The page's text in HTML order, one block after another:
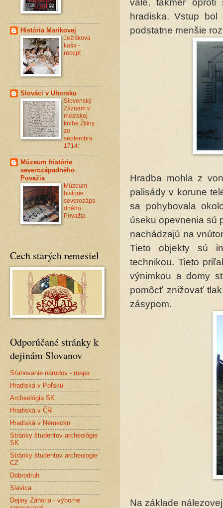
vale, takmer
hradiska. Vstup
podstatne menšie
Hradba mohla z
palisády v korune
sa pohybovala
úseku opevnenia sú
nachádzajú na
Tieto objekty sú
technikou. Tieto
výnimkou a domy
pomôcť znižovať
zásypom.
Na základe
História Marikovej
Ježiškova
kaša -
recept
Slováci v Uhorsku
Slovenský
Záznam v
mestskej
knihe Žiliny
zo
septembra
1714:
Múzeum histórie
severozápadného
Považia
Múzeum
histórie
severozápa
dného
Považia
Cech starých remesiel
Odporúčané stránky k
dejinám Slovanov
Sťahovanie národov - mapa
Hradiská v Poľsku
Archeológia SK
Hradiská v ČR
Hradiská v Nemecku
Stránky študentov archeológie
SK
Stránky študentov archeologie
CZ
Dobrodruh
Slavica
Dejiny Záhoria - výborne